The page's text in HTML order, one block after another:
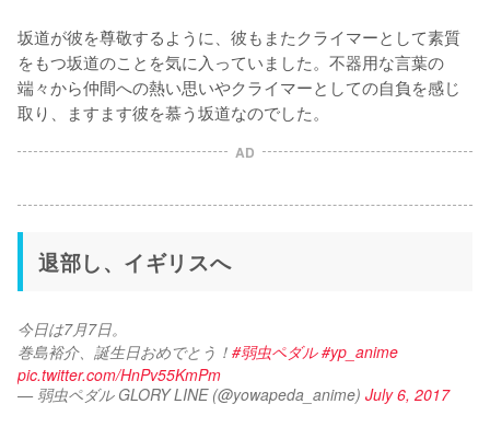
坂道が彼を尊敬するように、彼もまたクライマーとして素質
をもつ坂道のことを気に入っていました。不器用な言葉の
端々から仲間への熱い思いやクライマーとしての自負を感じ
取り、ますます彼を慕う坂道なのでした。
AD
退部し、イギリスへ
今日は7月7日。
巻島裕介、誕生日おめでとう！ #弱虫ペダル #yp_anime
pic.twitter.com/HnPv55KmPm
— 弱虫ペダル GLORY LINE (@yowapeda_anime) July 6, 2017